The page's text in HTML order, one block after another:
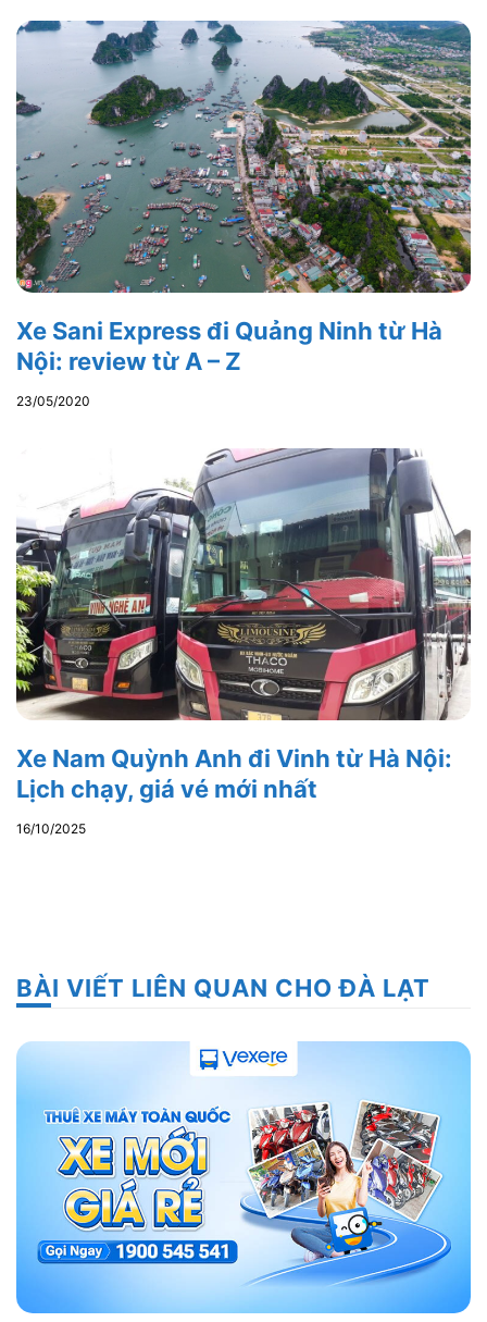
Xe Sani Express đi Quảng Ninh từ Hà
Nội: review từ A – Z
23/05/2020
Xe Nam Quỳnh Anh đi Vinh từ Hà Nội:
Lịch chạy, giá vé mới nhất
16/10/2025
BÀI VIẾT LIÊN QUAN CHO ĐÀ LẠT